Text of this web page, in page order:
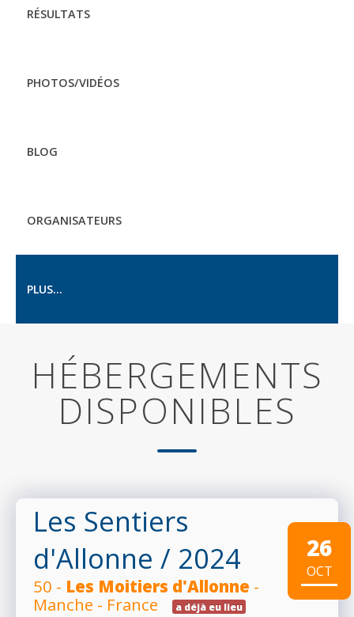
RÉSULTATS
PHOTOS/VIDÉOS
BLOG
ORGANISATEURS
PLUS...
HÉBERGEMENTS
DISPONIBLES
Les Sentiers
d'Allonne / 2024
50 - Les Moitiers d'Allonne -
Manche - France
a déjà eu lieu
26
OCT